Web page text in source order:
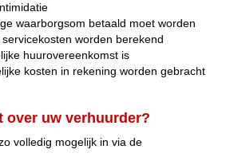
waarborgsom betaald moet worden
worden berekend
huurovereenkomst is
kosten in rekening worden gebracht
over uw verhuurder?
volledig mogelijk in via de